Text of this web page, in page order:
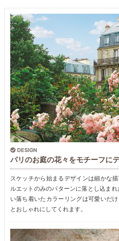
DESIGN
パリのお庭の花々をモチーフに
スケッチから始まるデザインは細かな
ルエットのみのパターンに落とし込ま
い落ち着いたカラーリングは可愛いだ
とおしゃれにしてくれます。